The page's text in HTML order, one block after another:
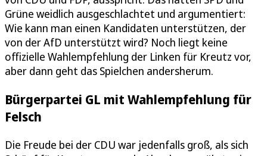
Grüne weidlich ausgeschlachtet und argumentiert:
Wie kann man einen Kandidaten unterstützen, der
von der AfD unterstützt wird? Noch liegt keine
offizielle Wahlempfehlung der Linken für Kreutz vor,
aber dann geht das Spielchen andersherum.
Bürgerpartei GL mit Wahlempfehlung für
Felsch
Die Freude bei der CDU war jedenfalls groß, als sich